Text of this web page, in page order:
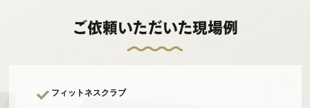
ご依頼いただいた現場例
フィットネスクラブ